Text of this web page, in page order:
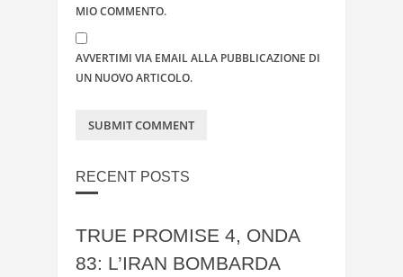
MIO COMMENTO.
AVVERTIMI VIA EMAIL ALLA PUBBLICAZIONE DI
UN NUOVO ARTICOLO.
RECENT POSTS
TRUE PROMISE 4, ONDA
83: L’IRAN BOMBARDA